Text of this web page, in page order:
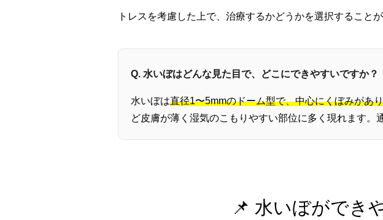
トレスを考慮した上で、治療するかどうかを選択することが
Q. 水いぼはどんな見た目で、どこにできやすいですか？
水いぼは直径1〜5mmのドーム型で、中心にくぼみがあ
ど皮膚が薄く湿気のこもりやすい部位に多く現れます。
📌 水いぼができ